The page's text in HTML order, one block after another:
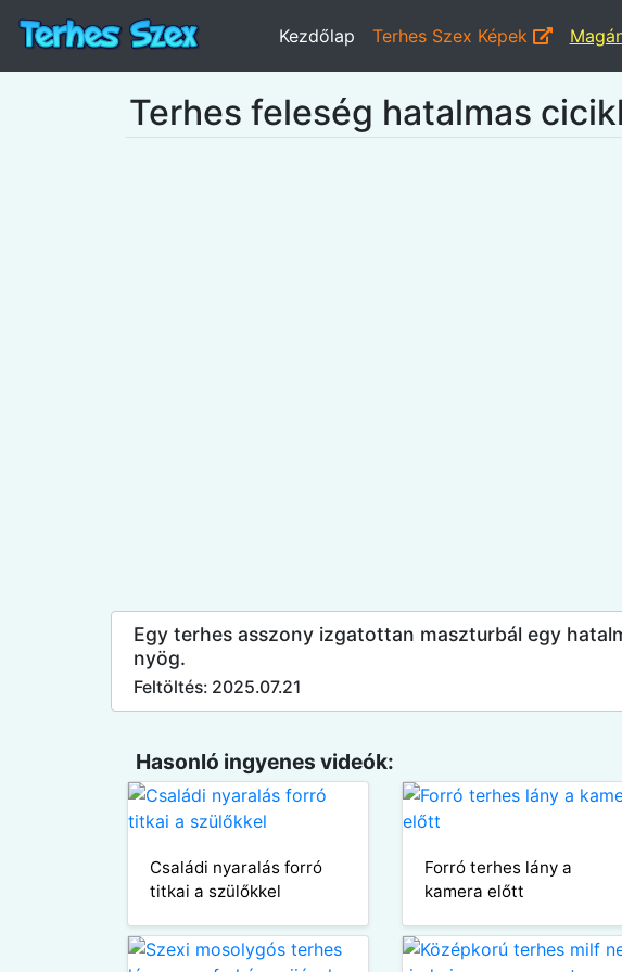
Kezdőlap Terhes Szex Képek
Terhes feleség hatalmas
Egy terhes asszony izgatottan maszturbál egy
nyög.
Feltöltés: 2025.07.21
Hasonló ingyenes videók:
Családi nyaralás forró
titkai a szülőkkel
Forró terhes lány a
kamera előtt